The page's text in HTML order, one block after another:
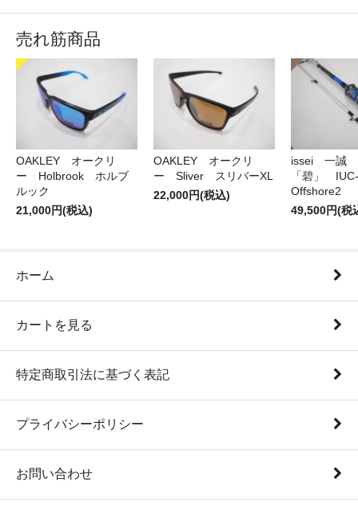
売れ筋商品
OAKLEY オークリ
ー Holbrook ホルブ
ルック
21,000円(税込)
OAKLEY オークリ
ー Sliver スリバーXL
22,000円(税込)
issei 一
「碧」
Offshore2
49,500円(税
ホーム
カートを見る
特定商取引法に基づく表記
プライバシーポリシー
お問い合わせ